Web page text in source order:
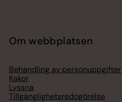
Om webbplatsen
Behandling av personuppgifter
Kakor
Lyssna
Tillgänglighetsredogörelse